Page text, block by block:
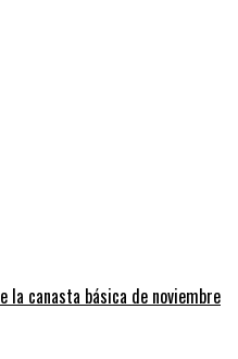
la canasta básica de noviembre